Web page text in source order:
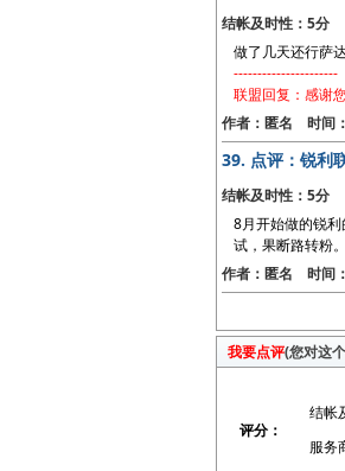
结帐及时性：5
做了几天还行萨
----------------------
联盟回复：感谢
作者：匿名 时间
39. 点评：锐利
结帐及时性：5
8月开始做的锐
试，果断路转粉。
作者：匿名 时间
我要点评(您对这
评分：
结帐
服务